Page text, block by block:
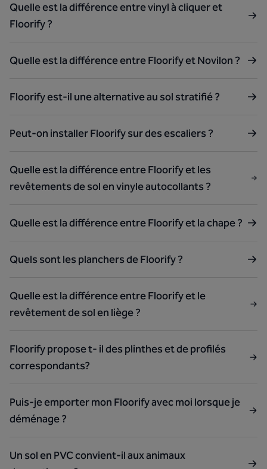
Quelle est la différence entre vinyl à cliquer et
Floorify ?
Quelle est la différence entre Floorify et Novilon ?
Floorify est-il une alternative au sol stratifié ?
Peut-on installer Floorify sur des escaliers ?
Quelle est la différence entre Floorify et les
revêtements de sol en vinyle autocollants ?
Quelle est la différence entre Floorify et la chape ?
Quels sont les planchers de Floorify ?
Quelle est la différence entre Floorify et le
revêtement de sol en liège ?
Floorify propose t- il des plinthes et de profilés
correspondants?
Puis-je emporter mon Floorify avec moi lorsque je
déménage ?
Un sol en PVC convient-il aux animaux